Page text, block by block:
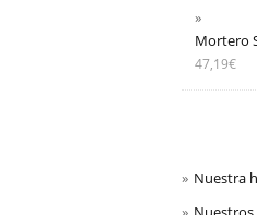
Mortero
47,19€
Nuestra